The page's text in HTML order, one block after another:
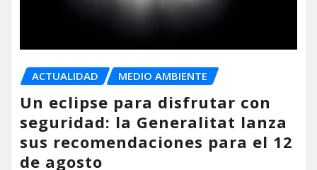
ACTUALIDAD MEDIO AMBIENTE
Un eclipse para disfrutar con
seguridad: la Generalitat lanza
sus recomendaciones para el 12
de agosto